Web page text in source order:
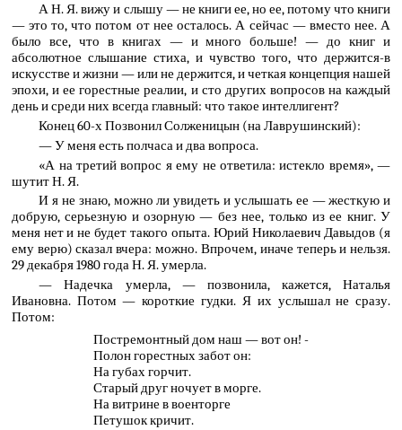
А Н. Я. вижу и слышу — не книги ее, но ее, потому что книги
— это то, что потом от нее осталось. А сейчас — вместо нее. А
было все, что в книгах — и много больше! — до книг и
абсолютное слышание стиха, и чувство того, что держится-в
искусстве и жизни — или не держится, и четкая концепция нашей
эпохи, и ее горестные реалии, и сто других вопросов на каждый
день и среди них всегда главный: что такое интеллигент?
Конец 60-х Позвонил Солженицын (на Лаврушинский):
— У меня есть полчаса и два вопроса.
«А на третий вопрос я ему не ответила: истекло время», —
шутит Н. Я.
И я не знаю, можно ли увидеть и услышать ее — жесткую и
добрую, серьезную и озорную — без нее, только из ее книг. У
меня нет и не будет такого опыта. Юрий Николаевич Давыдов (я
ему верю) сказал вчера: можно. Впрочем, иначе теперь и нельзя.
29 декабря 1980 года Н. Я. умерла.
— Надечка умерла, — позвонила, кажется, Наталья
Ивановна. Потом — короткие гудки. Я их услышал не сразу.
Потом:
Постремонтный дом наш — вот он! -
Полон горестных забот он:
На губах горчит.
Старый друг ночует в морге.
На витрине в военторге
Петушок кричит.